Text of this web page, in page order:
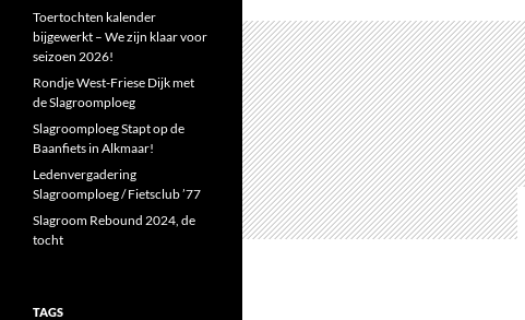
Toertochten kalender
bijgewerkt – We zijn klaar voor
seizoen 2026!
Rondje West-Friese Dijk met
de Slagroomploeg
Slagroomploeg Stapt op de
Baanfiets in Alkmaar!
Ledenvergadering
Slagroomploeg / Fietsclub ’77
Slagroom Rebound 2024, de
tocht
TAGS